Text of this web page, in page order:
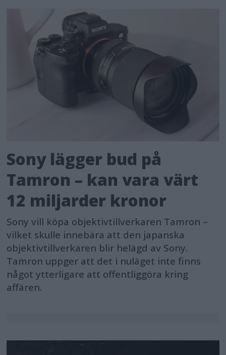
Sony lägger bud på
Tamron – kan vara värt
12 miljarder kronor
Sony vill köpa objektivtillverkaren Tamron –
vilket skulle innebära att den japanska
objektivtillverkaren blir helägd av Sony.
Tamron uppger att det i nuläget inte finns
något ytterligare att offentliggöra kring
affären.